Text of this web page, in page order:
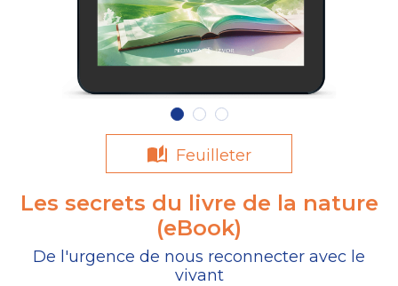
Feuilleter
Les secrets du livre de la nature
(eBook)
De l'urgence de nous reconnecter avec le
vivant